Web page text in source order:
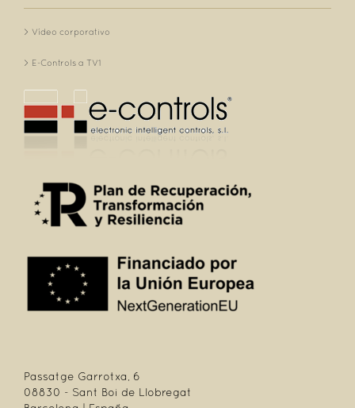
Vídeo corporativo
E-Controls a TV1
Passatge Garrotxa, 6
08830 - Sant Boi de Llobregat